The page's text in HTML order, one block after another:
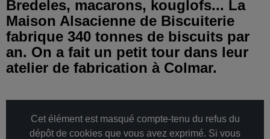
Bredeles, macarons, kouglofs... La
Maison Alsacienne de Biscuiterie
fabrique 340 tonnes de biscuits par
an. On a fait un petit tour dans leur
atelier de fabrication à Colmar.
Cet élément est masqué compte-tenu du refus du
dépôt de cookies que vous avez exprimé. Si vous